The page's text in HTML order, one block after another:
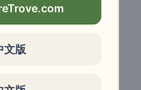
文版